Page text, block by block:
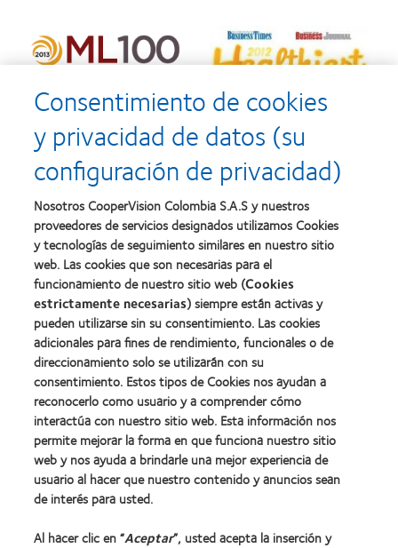
Nuestros productos
Encuentra tu lente
Tecnología de lentes de contacto
Lentes de contacto y visión
Usuario con experiencia
Consentimiento de cookies
y privacidad de datos (su
configuración de privacidad)
Nosotros CooperVision Colombia S.A.S y nuestros
proveedores de servicios designados utilizamos Cookies
y tecnologías de seguimiento similares en nuestro sitio
web. Las cookies que son necesarias para el
funcionamiento de nuestro sitio web (Cookies
estrictamente necesarias) siempre están activas y
pueden utilizarse sin su consentimiento. Las cookies
adicionales para fines de rendimiento, funcionales o de
direccionamiento solo se utilizarán con su
consentimiento. Estos tipos de Cookies nos ayudan a
reconocerlo como usuario y a comprender cómo
interactúa con nuestro sitio web. Esta información nos
permite mejorar la forma en que funciona nuestro sitio
web y nos ayuda a brindarle una mejor experiencia de
usuario al hacer que nuestro contenido y anuncios sean
de interés para usted.
Al hacer clic en “Aceptar”, usted acepta la inserción y